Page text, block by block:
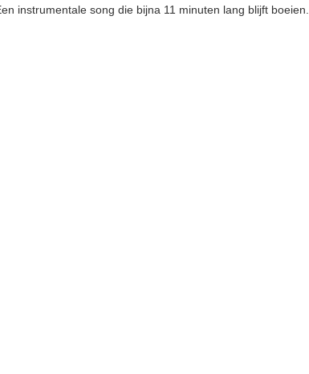
instrumentale song die bijna 11 minuten lang blijft boeien.